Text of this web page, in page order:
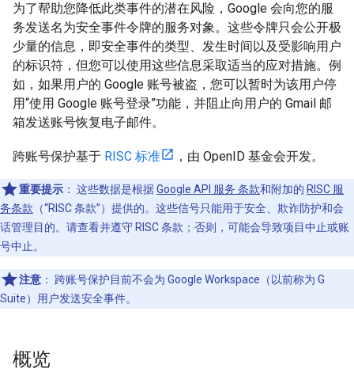
为了帮助您降低此类事件的潜在风险，Google 会向您的服
务发送名为安全事件令牌的服务对象。这些令牌只会公开极
少量的信息，即安全事件的类型、发生时间以及受影响用户
的标识符，但您可以使用这些信息采取适当的应对措施。例
如，如果用户的 Google 账号被盗，您可以暂时为该用户停
用“使用 Google 账号登录”功能，并阻止向用户的 Gmail 邮
箱发送账号恢复电子邮件。
跨账号保护基于 RISC 标准 ，由 OpenID 基金会开发。
重要提示 ： 这些数据是根据Google API 服务 条款和附加的 RISC 服
务条款 （“RISC 条款”）提供的。这些信号只能用于安全、欺诈防护和会
话管理目的。请查看并遵守 RISC 条款；否则，可能会导致项目中止或账
号中止。
注意 ：
跨账号保护目前不会为 Google Workspace（以前称为 G
Suite）用户发送安全事件。
概览